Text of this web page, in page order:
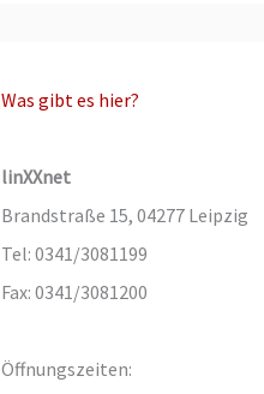
Was gibt es hier?
linXXnet
Brandstraße 15, 04277 Leipzig
Tel: 0341/3081199
Fax: 0341/3081200
Öffnungszeiten: